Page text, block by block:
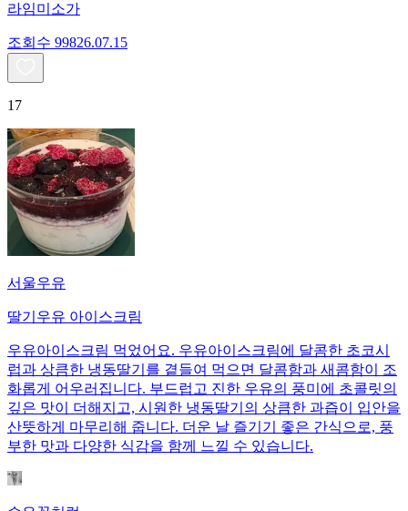
라임미소가
조회수 99826.07.15
17
서울우유
딸기우유 아이스크림
우유아이스크림 먹었어요. 우유아이스크림에 달콤한 초코시
럽과 상큼한 냉동딸기를 곁들여 먹으면 달콤함과 새콤함이 조
화롭게 어우러집니다. 부드럽고 진한 우유의 풍미에 초콜릿의
깊은 맛이 더해지고, 시원한 냉동딸기의 상큼한 과즙이 입안을
산뜻하게 마무리해 줍니다. 더운 날 즐기기 좋은 간식으로, 풍
부한 맛과 다양한 식감을 함께 느낄 수 있습니다.